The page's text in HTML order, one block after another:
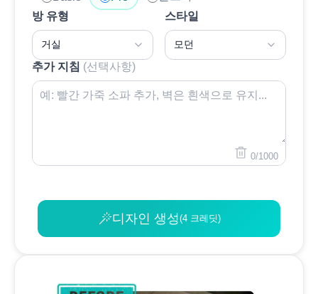
방 유형
거실
스타일
모던
추가 지침 (선택사항)
0/1000
디자인 생성(4 크레딧)